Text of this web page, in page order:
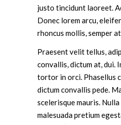
justo tincidunt laoreet.
Donec lorem arcu,
rhoncus mollis, semper
Praesent velit tellus,
convallis, dictum at, dui.
tortor in orci. Phasellus
dictum convallis pede.
scelerisque mauris.
malesuada pretium